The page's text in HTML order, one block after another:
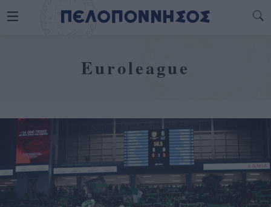
Euroleague